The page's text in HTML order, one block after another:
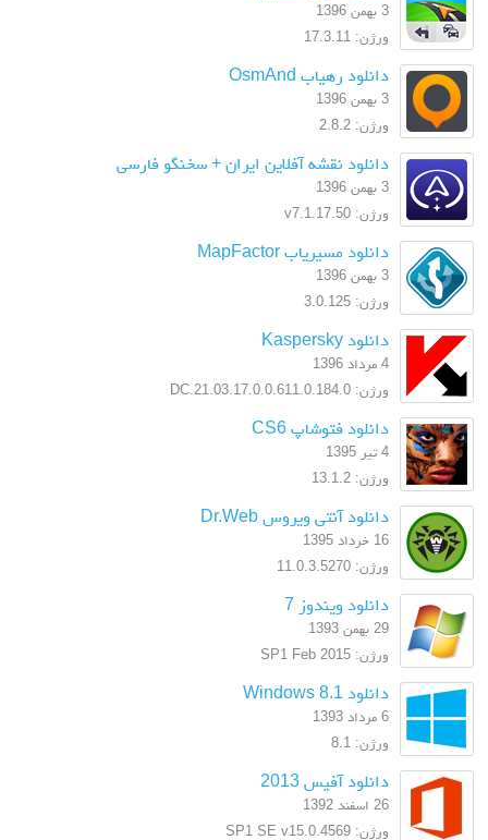
3 بهمن 1396
ورژن: 17.3.11
دانلود رهیاب OsmAnd
3 بهمن 1396
ورژن: 2.8.2
دانلود نقشه آفلاین ایران + سخنگو فارسی
3 بهمن 1396
ورژن: v7.1.17.50
دانلود مسیریاب MapFactor
3 بهمن 1396
ورژن: 3.0.125
دانلود Kaspersky
4 مرداد 1396
ورژن: 17.0.0.611.0.184.0.DC.21.03
دانلود فتوشاپ CS6
4 تیر 1395
ورژن: 13.1.2
دانلود آنتی ویروس Dr.Web
16 خرداد 1395
ورژن: 11.0.3.5270
دانلود ویندوز 7
29 بهمن 1393
ورژن: SP1 Feb 2015
دانلود Windows 8.1
6 مرداد 1393
ورژن: 8.1
دانلود آفیس 2013
26 اسفند 1392
ورژن: SP1 SE v15.0.4569